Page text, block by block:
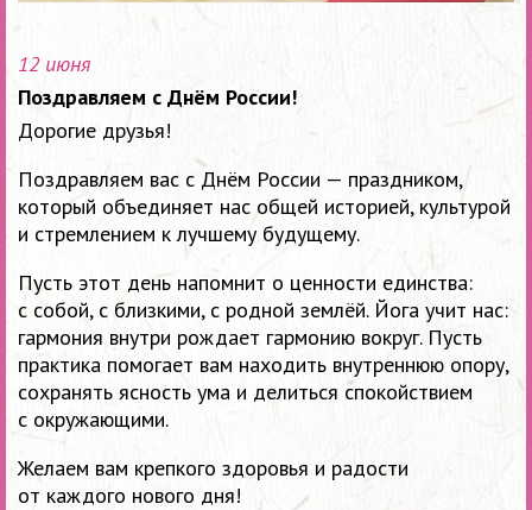
12 июня
Поздравляем с Днём России!
Дорогие друзья!
Поздравляем вас с Днём России — праздником,
который объединяет нас общей историей, культурой
и стремлением к лучшему будущему.
Пусть этот день напомнит о ценности единства:
с собой, с близкими, с родной землёй. Йога учит нас:
гармония внутри рождает гармонию вокруг. Пусть
практика помогает вам находить внутреннюю опору,
сохранять ясность ума и делиться спокойствием
с окружающими.
Желаем вам крепкого здоровья и радости
от каждого нового дня!